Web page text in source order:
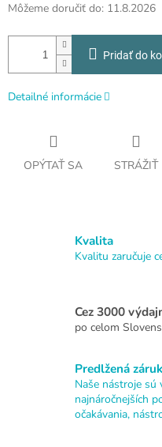
Môžeme doručiť do: 11.8.2026
Pridať do
Detailné informácie
OPÝTAŤ SA STRÁŽIŤ
Kvalita
Kvalitu zaručuje
Cez 3000
po celom
Predlžená
Naše nástroje
najnáročnejších
očakávania,